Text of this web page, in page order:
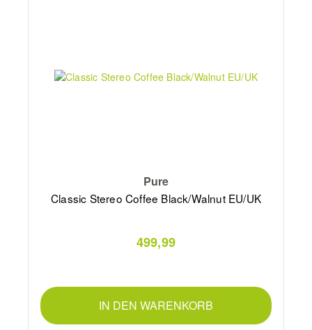
Pure
Classic Stereo Coffee Black/Walnut EU/UK
499,99
IN DEN WARENKORB